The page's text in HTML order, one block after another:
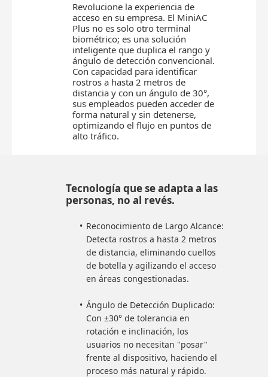
Revolucione la experiencia de
acceso en su empresa. El MiniAC
Plus no es solo otro terminal
biométrico; es una solución
inteligente que duplica el rango y
ángulo de detección convencional.
Con capacidad para identificar
rostros a hasta 2 metros de
distancia y con un ángulo de 30°,
sus empleados pueden acceder de
forma natural y sin detenerse,
optimizando el flujo en puntos de
alto tráfico.
Tecnología que se adapta a las
personas, no al revés.
Reconocimiento de Largo Alcance:
Detecta rostros a hasta 2 metros
de distancia, eliminando cuellos
de botella y agilizando el acceso
en áreas congestionadas.
Ángulo de Detección Duplicado:
Con ±30° de tolerancia en
rotación e inclinación, los
usuarios no necesitan "posar"
frente al dispositivo, haciendo el
proceso más natural y rápido.